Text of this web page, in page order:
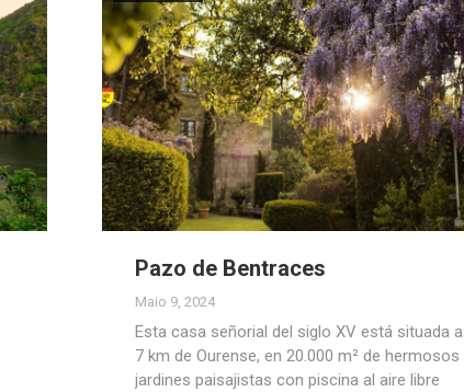
Pazo de Bentraces
Maio 9, 2024
Esta casa señorial del siglo XV está situada a
7 km de Ourense, en 20.000 m² de hermosos
jardines paisajistas con piscina al aire libre